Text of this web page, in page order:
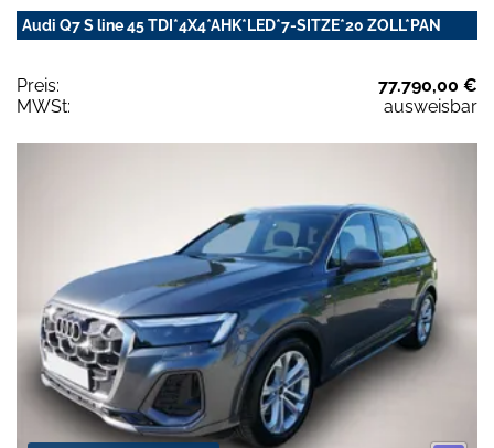
Audi Q7 S line 45 TDI*4X4*AHK*LED*7-SITZE*20 ZOLL*PAN
Preis:
77.790,00 €
MWSt:
ausweisbar